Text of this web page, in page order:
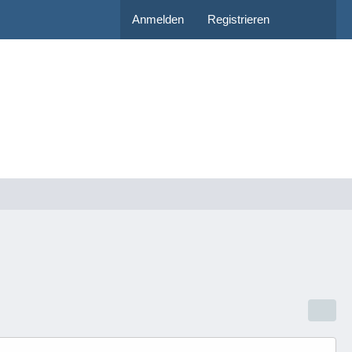
Anmelden Registrieren